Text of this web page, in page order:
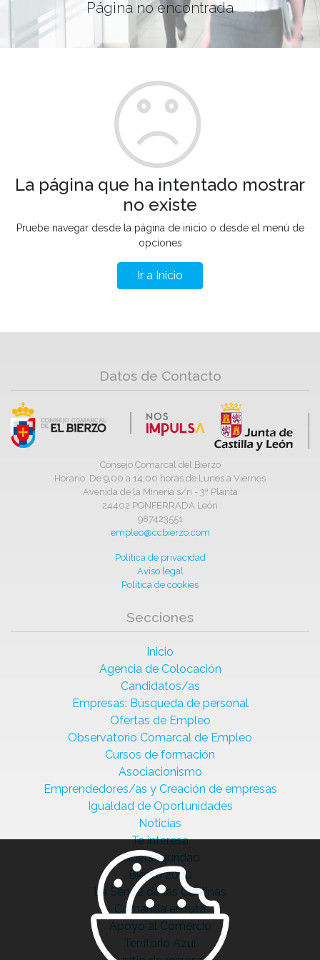
Página no encontrada
La página que ha intentado mostrar
no existe
Pruebe navegar desde la página de inicio o desde el menú de
opciones
Ir a Inicio
Datos de Contacto
Consejo Comarcal del Bierzo
Horario: De 9,00 a 14,00 horas de Lunes a Viernes
Avenida de la Minería s/n - 3ª Planta
24402 PONFERRADA León
987423551
empleo@ccbierzo.com
Política de privacidad
Aviso legal
Política de cookies
Secciones
Inicio
Agencia de Colocación
Candidatos/as
Empresas: Búsqueda de personal
Ofertas de Empleo
Observatorio Comarcal de Empleo
Cursos de formación
Asociacionismo
Emprendedores/as y Creación de empresas
Igualdad de Oportunidades
Noticias
Te interesa
Ciberseguridad
Bierzo 2030
La Senda de las Cantinas
Comanda en ruta
Apoyo al Comercio
Territorio Azul